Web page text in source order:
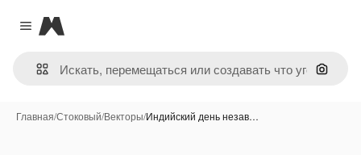
Close menu
Magnific
Поиск
Главная/Стоковый/Векторы/Индийский день незав…